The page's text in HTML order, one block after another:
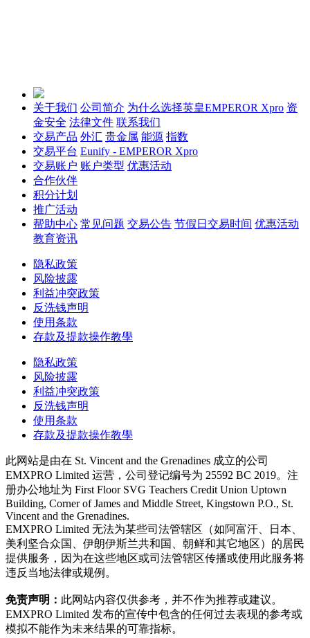
关于我们 公司简介 为什么选择英皇EMPEROR Xpro 资
金安全 法律文件 联系我们
交易产品 外汇 贵金属 能源 指数
交易平台 Eunify - EMPEROR Xpro
交易账户 账户类型 优惠活动
合作伙伴
积分计划
推广活动
帮助中心 常见问题 交易公告 节假日交易时间 优惠活动
教育资讯
隐私政策
风险披露
利益冲突政策
反洗钱声明
使用条款
存款及提款操作教學
隐私政策
风险披露
利益冲突政策
反洗钱声明
使用条款
存款及提款操作教學
此网站是由在 St. Vincent and the Grenadines 成立的公司
EMXPRO Limited 运营，公司登记编号为 25592 BC 2019。注
册办公地址为 First Floor SVG Teachers Credit Union Uptown
Building, Corner of James and Middle Street, Kingstown P.O., St.
Vincent and the Grenadines.
EMXPRO Limited 无法为某些司法管辖区（如阿富汗、日本、
美利坚合众国、伊朗伊斯兰共和国、朝鲜和其它地区）的居民
提供服务，因为在这些地区或司法管辖区传播或使用此服务将
违反当地法律或规例。
免责声明： 此网站内容仅供参考，并不作为推荐或建议。
EMXPRO Limited 发布的宣传中包含的任何过去表现的参考或
模拟不能作为未来结果的可靠指标。